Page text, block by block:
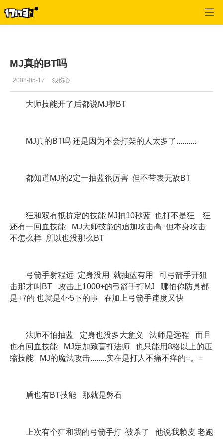
MJ真的BT吗
2008-05-17 狠伤心
大师技能开了后都说MJ很BT
MJ真的BT吗 还是因为不会打架的人太多了..........
都知道MJ的2定一抽蓝很厉害 但不带表无敌BT
狂和双有抵抗定的技能 MJ抽10秒蓝 也打不是狂 狂
还有一回血技能 MJ大师技能的追加攻击高 但本身攻击
不怎么样 所以也没那么BT
弓箭手射程远 定身没用 就抽蓝有用 可弓箭手开狙
击那才叫BT 攻击上1000+的弓箭手打MJ 哪怕你防具都
是+7的 也就是4~5下的事 在加上弓箭手速度又快
法师不怕抽蓝 定身也没多大意义 法师是远程 而且
也有回血技能 MJ定加致盲打法师 也只能用8格以上的压
缩技能 MJ的魔法攻击........实在是打人不痛不痒的=。=
盾也有BT技能 那就是磐石
上次有个狂和我的弓箭手打 被杀了 他说我赖皮 老跑